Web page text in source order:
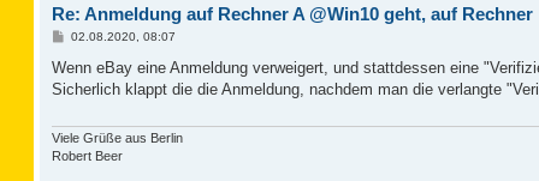
Re: Anmeldung auf Rechner A @Win10 geht, auf
B
i
r
02.08.2020, 08:07
Wenn eBay eine Anmeldung verweigert, und stattdessen eine
Sicherlich klappt die die Anmeldung, nachdem man die verlangte
Viele Grüße aus Berlin
Robert Beer